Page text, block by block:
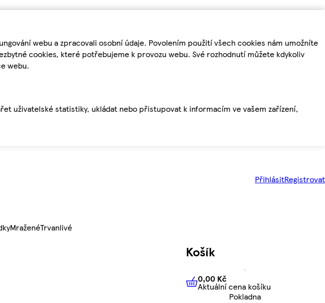
webu a zpracovali osobní údaje. Povolením použití všech cookies nám umožníte
cookies, které potřebujeme k provozu webu. Své rozhodnutí můžete kdykoliv
webu.
uživatelské statistiky, ukládat nebo přistupovat k informacím ve vašem zařízení,
PřihlásitRegistrovat
MraženéTrvanlivé
Košík
0,00 KčAktuální cena košíku
0,00 Kč
Aktuální cena košíku
Pokladna